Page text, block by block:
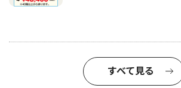
すべて見る